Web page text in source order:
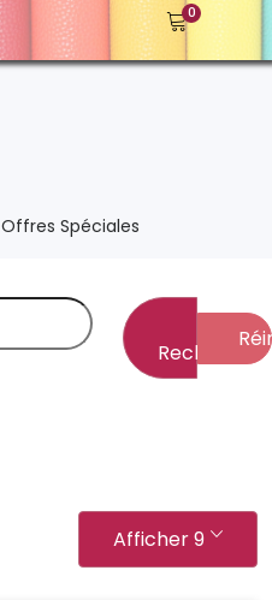
0
Offres Spéciales
Rechercher
Afficher 9